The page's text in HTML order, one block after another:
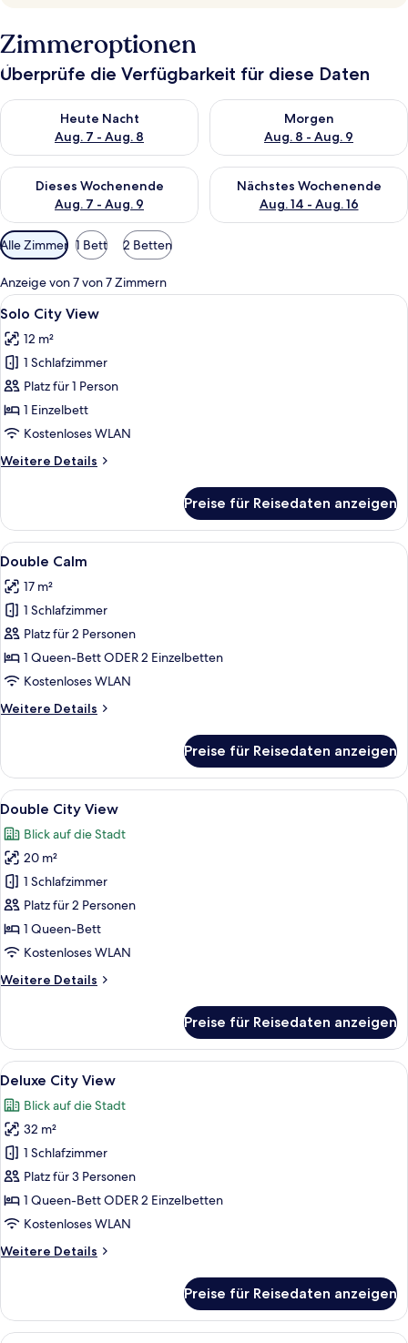
Zimmeroptionen
Überprüfe die Verfügbarkeit für diese Daten
Heute Nacht
Aug. 7 - Aug. 8
Überprüfe die Verfügbarkeit für heute Nacht, Aug. 7 - Aug. 8.
Morgen
Aug. 8 - Aug. 9
Überprüfe die Verfügbarkeit
Dieses Wochenende
Aug. 7 - Aug. 9
Überprüfe die Verfügbarkeit für dieses Wochenende, Aug. 7
Nächstes Wochenende
Aug. 14 - Aug. 16
Überprüfe die Verfügbarkeit
Verfügbare
Filter
für
Zimmer
Alle Zimmer 1 Bett 2 Betten
Anzeige von 7 von 7 Zimmern
Alle
Fotos
für
Solo
City
View
anzeigen
Ein ordentlich bezogenes Bett mit
10
Solo City View
12 m²
1 Schlafzimmer
Platz für 1 Person
1 Einzelbett
Kostenloses WLAN
Weitere Details
Weitere
City
View
Preise für Reisedaten anzeigen
Alle
Fotos
für
Double
Calm
anzeigen
Ein Schlafzimmer mit einem großen
29
Double Calm
17 m²
1 Schlafzimmer
Platz für 2 Personen
1 Queen-Bett ODER 2 Einzelbetten
Kostenloses WLAN
Weitere Details
Weitere
Calm
Preise für Reisedaten anzeigen
Alle
Fotos
für
Double
City
View
anzeigen
Ein Schlafzimmer mit einem Bett,
17
Double City View
Blick auf die Stadt
20 m²
1 Schlafzimmer
Platz für 2 Personen
1 Queen-Bett
Kostenloses WLAN
Weitere Details
Weitere
City
View
Preise für Reisedaten anzeigen
Alle
Fotos
für
Deluxe
City
View
anzeigen
Ein geräumiges Schlafzimmer mit
26
Deluxe City View
Blick auf die Stadt
32 m²
1 Schlafzimmer
Platz für 3 Personen
1 Queen-Bett ODER 2 Einzelbetten
Kostenloses WLAN
Weitere Details
Weitere
City
View
Preise für Reisedaten anzeigen
Ein modernes Wohnzimmer mit